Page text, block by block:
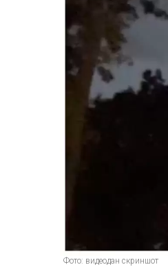
Фото: видеодан скриншот